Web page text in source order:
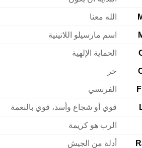
الله معنا
اسم مارسيلو اللاتينية
الحماية الإلهية
حر
الفرنسي
قوي أو شجاع وأسد، قوي بالنعمة
الرب هو كريمة
أدلة من الجيش